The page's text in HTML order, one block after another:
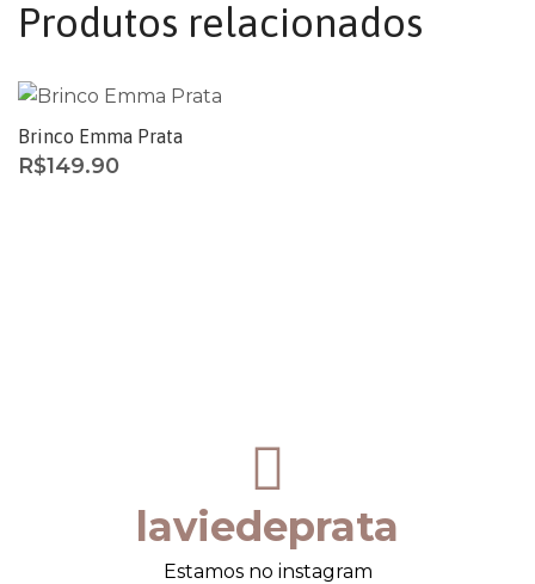
Produtos relacionados
Brinco Emma Prata
R$149.90
laviedeprata
Estamos no instagram